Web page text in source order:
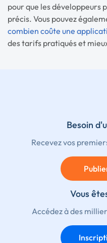
pour que les développeurs
précis. Vous pouvez
combien coûte une
des tarifs pratiqués et
Besoin
Recevez vos
Vous
Accédez à des